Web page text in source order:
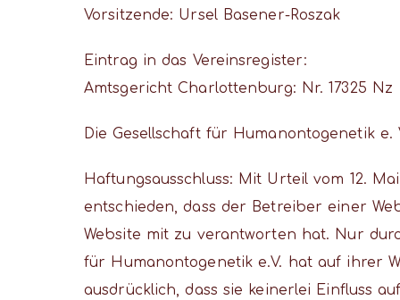
Vorsitzende: Ursel Basener-Roszak
Eintrag in das Vereinsregister:
Amtsgericht Charlottenburg: Nr. 17325 Nz
Die Gesellschaft für Humanontogenetik
Haftungsausschluss: Mit Urteil vom 12.
entschieden, dass der Betreiber einer
Website mit zu verantworten hat. Nur
für Humanontogenetik e.V. hat auf ihrer
ausdrücklich, dass sie keinerlei Einfluss